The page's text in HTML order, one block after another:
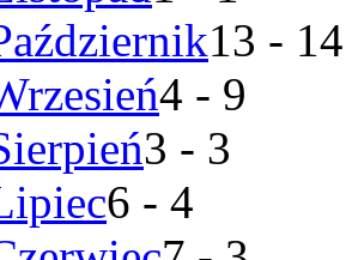
13 - 14
4 - 9
3 - 3
6 - 4